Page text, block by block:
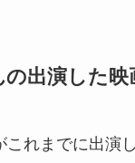
出演した映
これまでに出演